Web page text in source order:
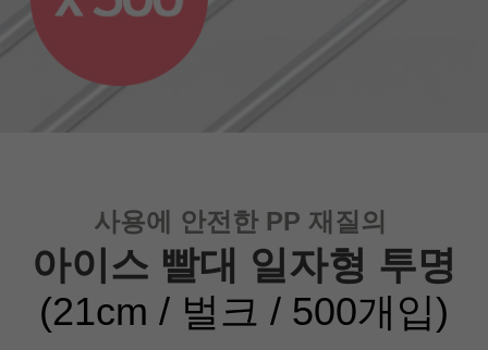
사용에 안전한 PP 재질의
아이스 빨대 일자형 투명
(21cm / 벌크 / 500개입)